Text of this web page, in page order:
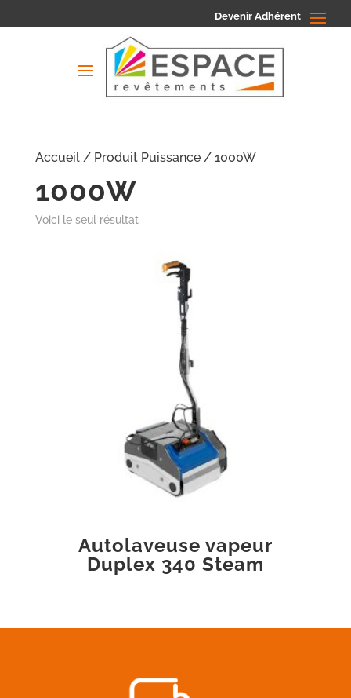
Devenir Adhérent
Accueil/ Produit Puissance / 1000W
1000W
Voici le seul résultat
Autolaveuse vapeur
Duplex 340 Steam